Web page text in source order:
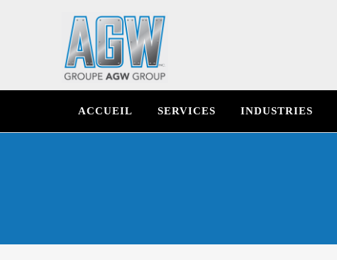
ACCUEIL SERVICES INDUSTRIES